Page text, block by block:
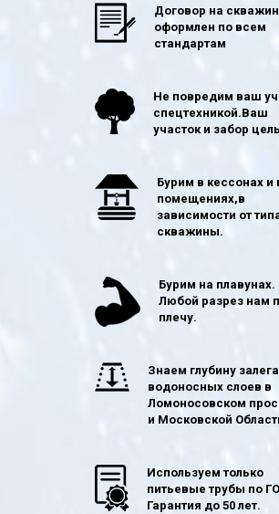
Договор на
оформлен по всем
стандартам
Не повредим ваш
спецтехникой.Ваш
участок и забор
Бурим в кессонах и
помещениях,в
зависимости от
скважины.
Бурим на плавунах.
Любой разрез нам
плечу.
Знаем глубину
водоносных слоев в
Ломоносовском
и Московской
Используем только
питьевые трубы по
Гарантия до 50 лет.